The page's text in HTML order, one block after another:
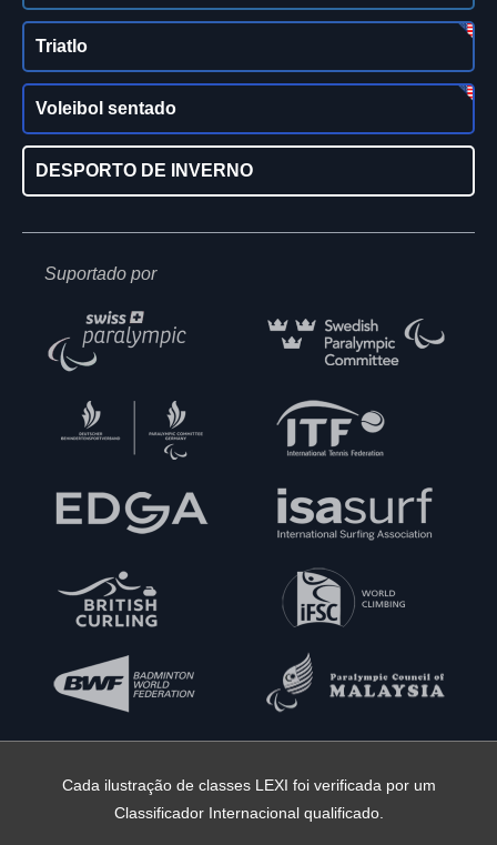
Triatlo
Voleibol sentado
DESPORTO DE INVERNO
Suportado por
Cada ilustração de classes LEXI foi verificada por um
Classificador Internacional qualificado.